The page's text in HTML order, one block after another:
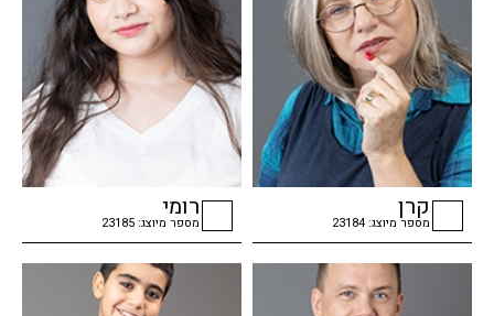
checkbox
קרן
מספר מיוצג: 23184
checkbox
רומי
מספר מיוצג: 23185